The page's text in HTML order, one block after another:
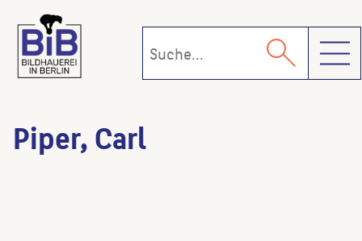
Piper, Carl